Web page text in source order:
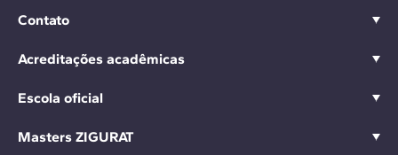
Contato
Acreditações acadêmicas
Escola oficial
Masters ZIGURAT